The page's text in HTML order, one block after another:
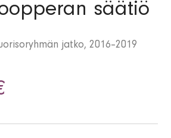
säätiö
jatko, 2016–2019